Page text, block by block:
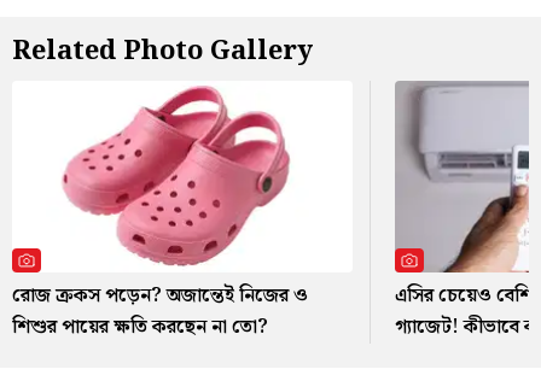
Related Photo Gallery
রোজ ক্রকস পড়েন? অজান্তেই নিজের ও
শিশুর পায়ের ক্ষতি করছেন না তো?
এসির চেয়েও বেশি
গ্যাজেট! কীভাবে